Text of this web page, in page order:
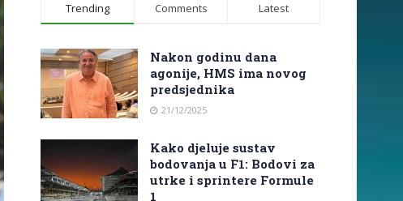
Trending Comments Latest
Nakon godinu dana
agonije, HMS ima novog
predsjednika
21/12/2025
Kako djeluje sustav
bodovanja u F1: Bodovi za
utrke i sprintere Formule
1